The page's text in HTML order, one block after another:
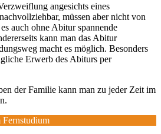
angesichts eines
müssen aber nicht von
auch ohne Abitur spannende
kann man das Abitur
macht es möglich. Besonders
Erwerb des Abiturs per
der Familie kann man zu jeder Zeit im